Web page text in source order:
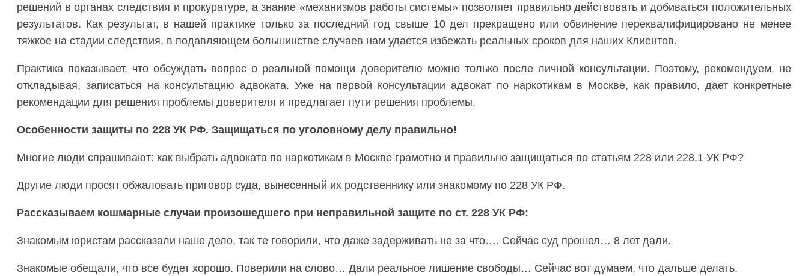
решений в органах следствия и прокуратуре, а знание «механизмов работы системы» позволяет правильно действовать и добиваться положительных
результатов. Как результат, в нашей практике только за последний год свыше 10 дел прекращено или обвинение переквалифицировано не менее
тяжкое на стадии следствия, в подавляющем большинстве случаев нам удается избежать реальных сроков для наших Клиентов.
Практика показывает, что обсуждать вопрос о реальной помощи доверителю можно только после личной консультации. Поэтому, рекомендуем, не
откладывая, записаться на консультацию адвоката. Уже на первой консультации адвокат по наркотикам в Москве, как правило, дает конкретные
рекомендации для решения проблемы доверителя и предлагает пути решения проблемы.
Особенности защиты по 228 УК РФ. Защищаться по уголовному делу правильно!
Многие люди спрашивают: как выбрать адвоката по наркотикам в Москве грамотно и правильно защищаться по статьям 228 или 228.1 УК РФ?
Другие люди просят обжаловать приговор суда, вынесенный их родственнику или знакомому по 228 УК РФ.
Рассказываем кошмарные случаи произошедшего при неправильной защите по ст. 228 УК РФ:
Знакомым юристам рассказали наше дело, так те говорили, что даже задерживать не за что…. Сейчас суд прошел… 8 лет дали.
Знакомые обещали, что все будет хорошо. Поверили на слово… Дали реальное лишение свободы… Сейчас вот думаем, что дальше делать.